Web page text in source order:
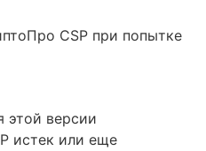
CSP при попытке
этой версии
истек или еще